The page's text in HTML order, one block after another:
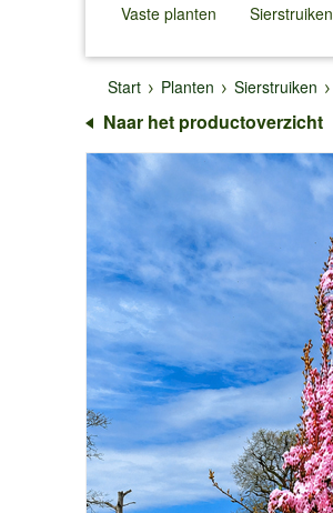
Vaste planten
↓
Sierstruiken
↓
Start
Planten Sierstruiken
Naar het productoverzicht